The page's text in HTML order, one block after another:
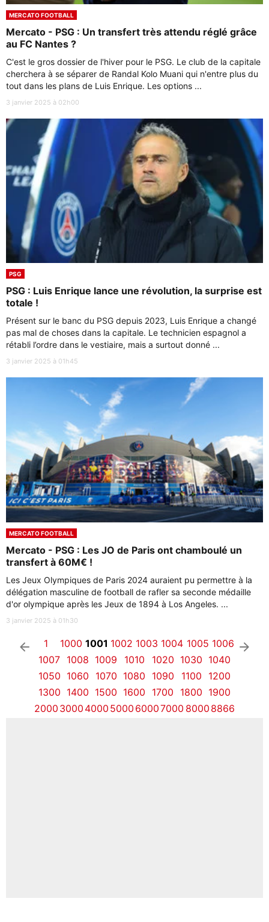
MERCATO FOOTBALL
Mercato - PSG : Un transfert très attendu réglé grâce
au FC Nantes ?
C'est le gros dossier de l'hiver pour le PSG. Le club de la capitale
cherchera à se séparer de Randal Kolo Muani qui n'entre plus du
tout dans les plans de Luis Enrique. Les options ...
3 janvier 2025 à 02h00
PSG
PSG : Luis Enrique lance une révolution, la surprise est
totale !
Présent sur le banc du PSG depuis 2023, Luis Enrique a changé
pas mal de choses dans la capitale. Le technicien espagnol a
rétabli l’ordre dans le vestiaire, mais a surtout donné ...
3 janvier 2025 à 01h45
MERCATO FOOTBALL
Mercato - PSG : Les JO de Paris ont chamboulé un
transfert à 60M€ !
Les Jeux Olympiques de Paris 2024 auraient pu permettre à la
délégation masculine de football de rafler sa seconde médaille
d'or olympique après les Jeux de 1894 à Los Angeles. ...
3 janvier 2025 à 01h30
arrow_left 1 1000 1001 1002 1003 1004 1005 1006
1007 1008 1009 1010 1020 1030 1040
1050 1060 1070 1080 1090 1100
1200
1300 1400 1500 1600 1700 1800 1900
2000 3000 4000 5000 60007000 8000 8866
arrow_right